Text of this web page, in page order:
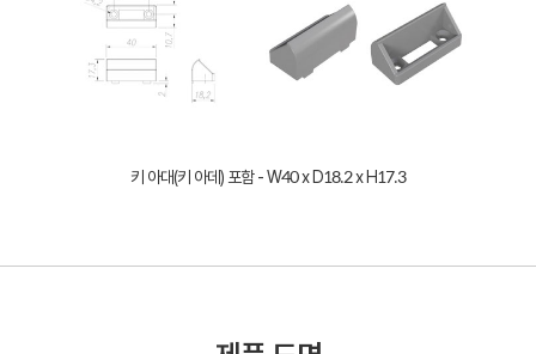
키 아대(키 아데) 포함 - W40 x D18.2 x H17.3